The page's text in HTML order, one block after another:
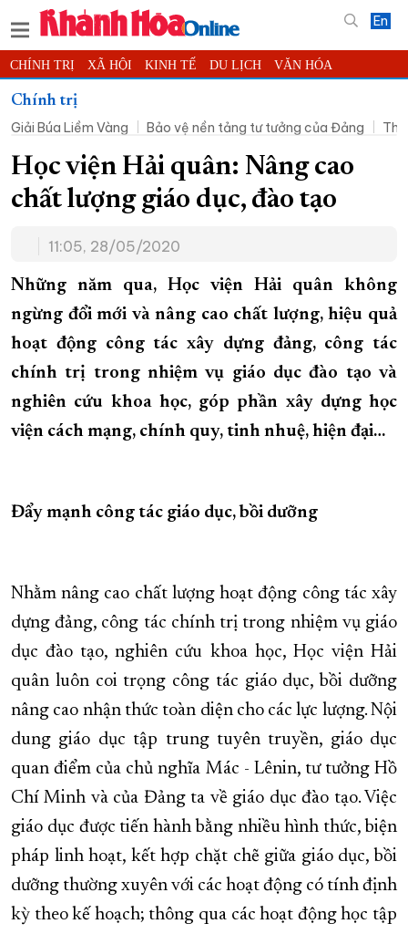
En
CHÍNH TRỊ XÃ HỘI KINH TẾ DU LỊCH VĂN HÓA
THỂ THAO
KHOA HỌC - CÔNG NGHỆ PHÁP LUẬT BẠN ĐỌC PHÓNG SỰ
THẾ GIỚI MULTIMEDIA VIDEO ĐỌC BÁO ONLINE
PODCAST THÔNG TIN - QUẢNG CÁO
TRƯỜNG SA BIỂN ĐẢO QUÊ HƯƠNG
CHUNG TAY CẢI CÁCH HÀNH CHÍNH
XÂY DỰNG NÔNG THÔN MỚI LỊCH CẮT ĐIỆN
TÀU - XE - MÁY BAY
KỶ NIỆM 370 NĂM XÂY DỰNG VÀ PHÁT TRIỂN TỈNH KHÁNH HÒA
KHOẢNH KHẮC ĐẸP XỨ TRẦM
XÂY DỰNG KHÁNH HÒA TRỞ THÀNH THÀNH PHỐ TRỰC THUỘC
Chính trị
Giải Búa Liềm Vàng
Bảo vệ nền tảng tư tưởng của Đảng
Học viện Hải quân: Nâng cao
chất lượng giáo dục, đào tạo
11:05, 28/05/2020
Những năm qua, Học viện Hải quân không
ngừng đổi mới và nâng cao chất lượng, hiệu quả
hoạt động công tác xây dựng đảng, công tác
chính trị trong nhiệm vụ giáo dục đào tạo và
nghiên cứu khoa học, góp phần xây dựng học
viện cách mạng, chính quy, tinh nhuệ, hiện đại…
Đẩy mạnh công tác giáo dục, bồi dưỡng
Nhằm nâng cao chất lượng hoạt động công tác xây
dựng đảng, công tác chính trị trong nhiệm vụ giáo
dục đào tạo, nghiên cứu khoa học, Học viện Hải
quân luôn coi trọng công tác giáo dục, bồi dưỡng
nâng cao nhận thức toàn diện cho các lực lượng. Nội
dung giáo dục tập trung tuyên truyền, giáo dục
quan điểm của chủ nghĩa Mác - Lênin, tư tưởng Hồ
Chí Minh và của Đảng ta về giáo dục đào tạo. Việc
giáo dục được tiến hành bằng nhiều hình thức, biện
pháp linh hoạt, kết hợp chặt chẽ giữa giáo dục, bồi
dưỡng thường xuyên với các hoạt động có tính định
kỳ theo kế hoạch; thông qua các hoạt động học tập